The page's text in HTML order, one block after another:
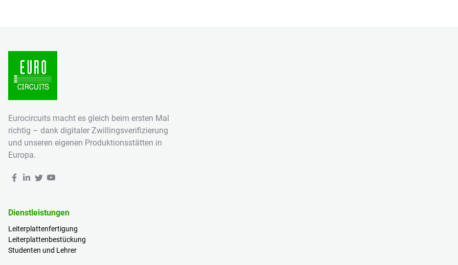
Eurocircuits macht es gleich beim ersten Mal
richtig – dank digitaler Zwillingsverifizierung
und unseren eigenen Produktionsstätten in
Europa.
Dienstleistungen
Leiterplattenfertigung
Leiterplattenbestückung
Studenten und Lehrer